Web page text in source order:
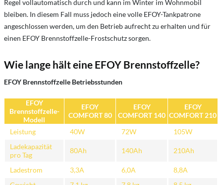
Regel vollautomatisch durch und kann im Winter im Wohnmobil
bleiben. In diesem Fall muss jedoch eine volle EFOY-Tankpatrone
angeschlossen werden, um den Betrieb aufrecht zu erhalten und für
einen EFOY Brennstoffzelle-Frostschutz sorgen.
Wie lange hält eine EFOY Brennstoffzelle?
EFOY Brennstoffzelle Betriebsstunden
EFOY
Brennstoffzelle-
Modell
EFOY
COMFORT 80
EFOY
COMFORT 140
EFOY
COMFORT 210
Leistung
40W 72W
105W
Ladekapazität
pro Tag
80Ah 140Ah 210Ah
Ladestrom 3,3A 6,0A
8,8A